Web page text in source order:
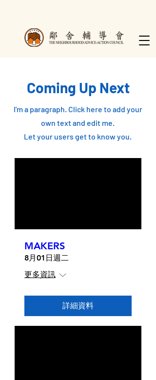
Coming Up Next
I'm a paragraph. Click here to add your
own text and edit me.
Let your users get to know you.
MAKERS
8月01日週二
更多資訊
詳細資料